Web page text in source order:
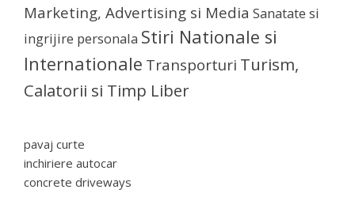
Marketing, Advertising si Media Sanatate si
ingrijire personala Stiri Nationale si
Internationale Transporturi Turism,
Calatorii si Timp Liber
pavaj curte
inchiriere autocar
concrete driveways